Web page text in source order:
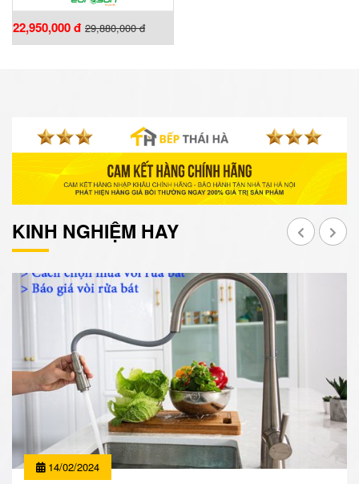
22,950,000 đ 29,880,000 đ
KINH NGHIỆM HAY
14/02/2024